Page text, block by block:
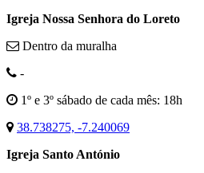
Igreja Nossa Senhora do Loreto
Dentro da muralha
-
1º e 3º sábado de cada mês: 18h
38.738275, -7.240069
Igreja Santo António